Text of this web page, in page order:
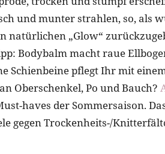
und munter strahlen, so, als
natürlichen „Glow“
Bodybalm macht raue
Schienbeine pflegt Ihr mit
Oberschenkel, Po und Bauch?
haves der Sommersaison.
gegen Trockenheits-/